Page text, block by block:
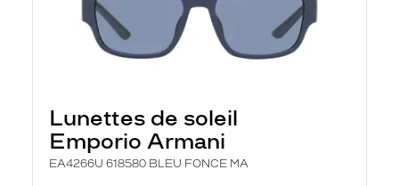
Lunettes de soleil
Emporio Armani
EA4266U 618580 BLEU FONCE MA